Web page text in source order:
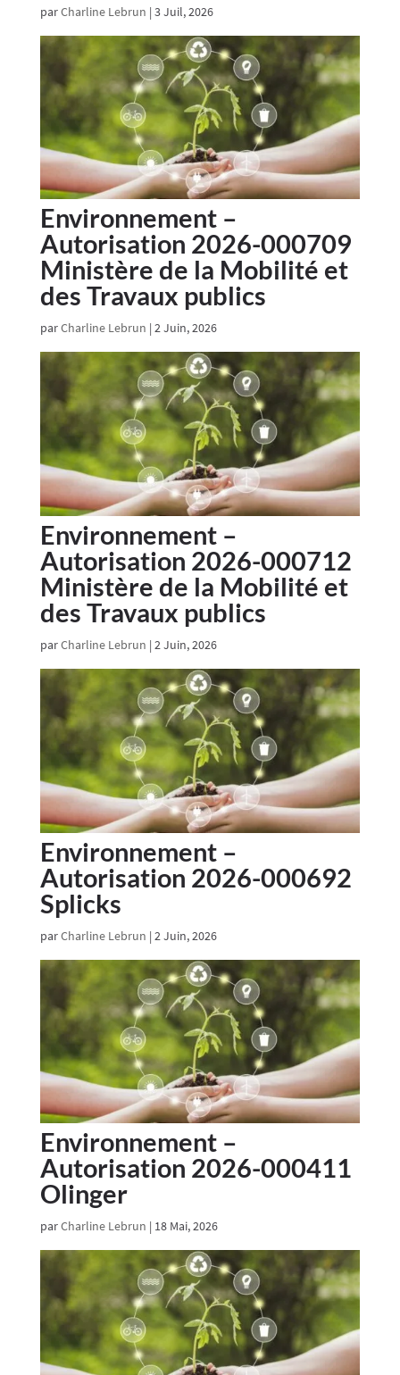
parCharline Lebrun | 3 Juil, 2026
Environnement –
Autorisation 2026-000709
Ministère de la Mobilité et
des Travaux publics
parCharline Lebrun | 2 Juin, 2026
Environnement –
Autorisation 2026-000712
Ministère de la Mobilité et
des Travaux publics
parCharline Lebrun | 2 Juin, 2026
Environnement –
Autorisation 2026-000692
Splicks
parCharline Lebrun | 2 Juin, 2026
Environnement –
Autorisation 2026-000411
Olinger
parCharline Lebrun | 18 Mai, 2026